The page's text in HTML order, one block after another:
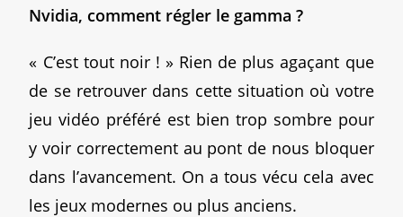
Nvidia, comment régler le gamma ?
« C’est tout noir ! » Rien de plus agaçant que
de se retrouver dans cette situation où votre
jeu vidéo préféré est bien trop sombre pour
y voir correctement au pont de nous bloquer
dans l’avancement. On a tous vécu cela avec
les jeux modernes ou plus anciens.